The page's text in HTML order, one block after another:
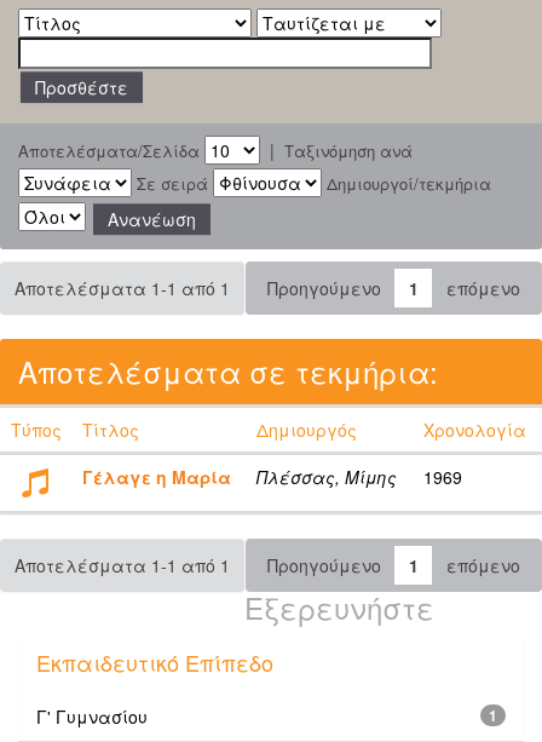
Αποτελέσματα/Σελίδα | Ταξινόμηση ανά
Σε σειρά
Δημιουργοί/τεκμήρια
Αποτελέσματα 1-1 από 1 Προηγούμενο 1 επόμενο
Αποτελέσματα σε τεκμήρια:
Τύπος Τίτλος Δημιουργός
Χρονολογία
Γέλαγε η Μαρία
Πλέσσας, Μίμης 1969
Αποτελέσματα 1-1 από 1 Προηγούμενο 1 επόμενο
Εξερευνήστε
Εκπαιδευτικό Επίπεδο
1
Γ' Γυμνασίου